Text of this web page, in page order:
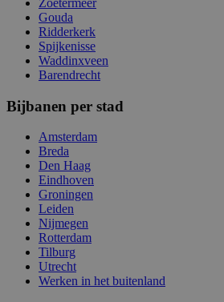
Zoetermeer
Gouda
Ridderkerk
Spijkenisse
Waddinxveen
Barendrecht
Bijbanen per stad
Amsterdam
Breda
Den Haag
Eindhoven
Groningen
Leiden
Nijmegen
Rotterdam
Tilburg
Utrecht
Werken in het buitenland